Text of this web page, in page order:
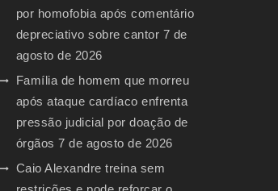
por homofobia após comentário
depreciativo sobre cantor 7 de
agosto de 2026
Família de homem que morreu
após ataque cardíaco enfrenta
pressão judicial por doação de
órgãos 7 de agosto de 2026
Caio Alexandre treina sem